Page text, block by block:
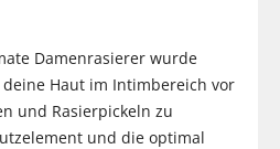
Damenrasierer wurde
Haut im Intimbereich vor
und Rasierpickeln zu
und die optimal